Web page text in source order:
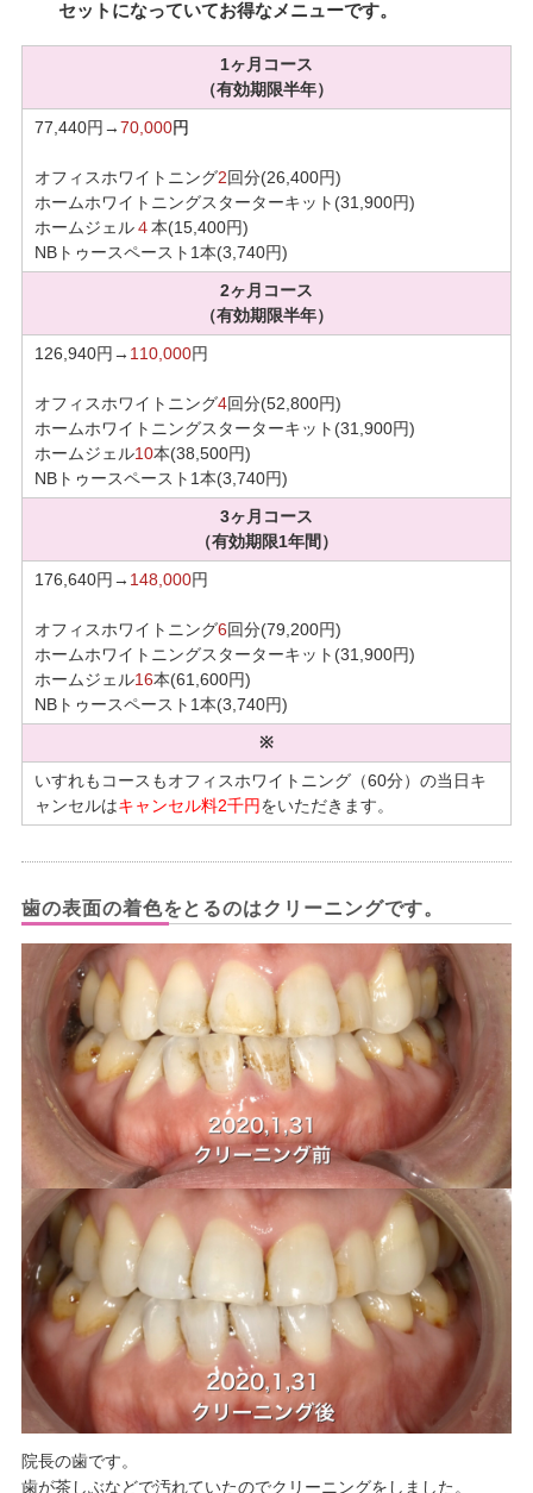
セットになっていてお得なメニューです。
1ヶ月コース
（有効期限半年）
77,440円→70,000円
オフィスホワイトニング2回分(26,400円)
ホームホワイトニングスターターキット(31,900円)
ホームジェル４本(15,400円)
NBトゥースペースト1本(3,740円)
2ヶ月コース
（有効期限半年）
126,940円→ 110,000円
オフィスホワイトニング4回分(52,800円)
ホームホワイトニングスターターキット(31,900円)
ホームジェル10本(38,500円)
NBトゥースペースト1本(3,740円)
3ヶ月コース
（有効期限1年間）
176,640円→ 148,000円
オフィスホワイトニング6回分(79,200円)
ホームホワイトニングスターターキット(31,900円)
ホームジェル16本(61,600円)
NBトゥースペースト1本(3,740円)
※
いすれもコースもオフィスホワイトニング（60分）の当日キ
ャンセルはキャンセル料2千円をいただきます。
歯の表面の着色をとるのはクリーニングです。
院長の歯です。
歯が茶しぶなどで汚れていたのでクリーニングをしました。